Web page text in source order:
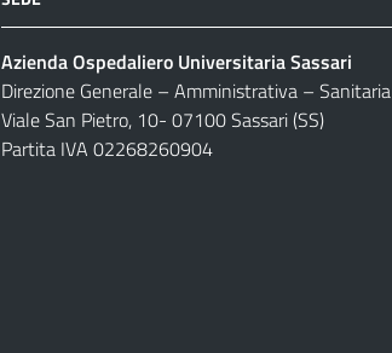
Azienda Ospedaliero Universitaria Sassari
Direzione Generale – Amministrativa – Sanitaria
Viale San Pietro, 10- 07100 Sassari (SS)
Partita IVA 02268260904